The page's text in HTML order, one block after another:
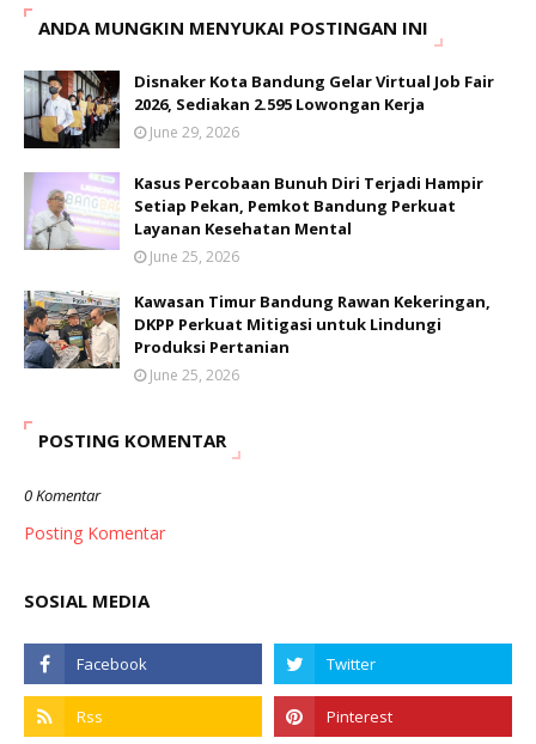
ANDA MUNGKIN MENYUKAI POSTINGAN INI
Disnaker Kota Bandung Gelar Virtual Job Fair
2026, Sediakan 2.595 Lowongan Kerja
June 29, 2026
Kasus Percobaan Bunuh Diri Terjadi Hampir
Setiap Pekan, Pemkot Bandung Perkuat
Layanan Kesehatan Mental
June 25, 2026
Kawasan Timur Bandung Rawan Kekeringan,
DKPP Perkuat Mitigasi untuk Lindungi
Produksi Pertanian
June 25, 2026
POSTING KOMENTAR
0 Komentar
Posting Komentar
SOSIAL MEDIA